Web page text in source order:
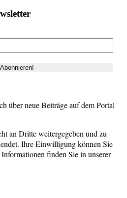
über neue Beiträge auf dem Portal
an Dritte weitergegeben und zu
Ihre Einwilligung können Sie
finden Sie in unserer